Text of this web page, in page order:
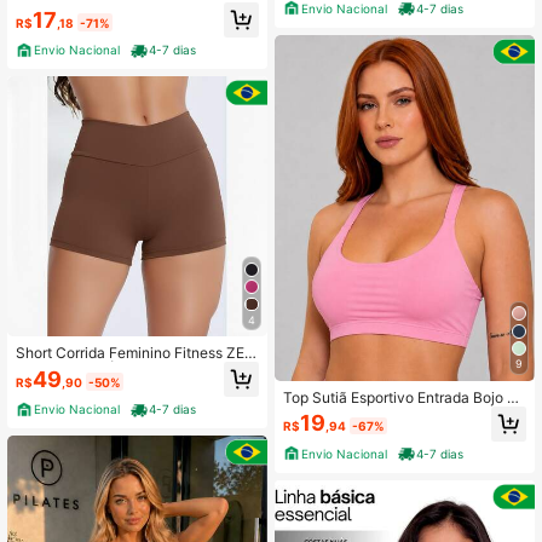
mia Treino Corrida
R$17 ,18 -71%
Envio Nacional
4-7 dias
4
Short Corrida Feminino Fitness ZER
O TRANSPARÊNCIA Academia Con
forto Cós Alto Básico Yoga Modelag
em com Compressão CORRIDA
R$49 ,90 -50%
Envio Nacional
4-7 dias
Envio Nacional
4-7 dias
9
Top Sutiã Esportivo Entrada Bojo Al
ca Fina Zero Transparência Acade
mia Treino Corrida
R$19 ,94 -67%
Envio Nacional
4-7 dias